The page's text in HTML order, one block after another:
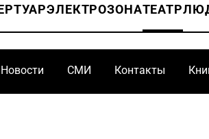
ЭЛЕКТРОЗОНАТЕАТР
Новости СМИ Контакты